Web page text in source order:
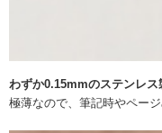
わずか0.15mmのステンレ
極薄なので、筆記時やペー